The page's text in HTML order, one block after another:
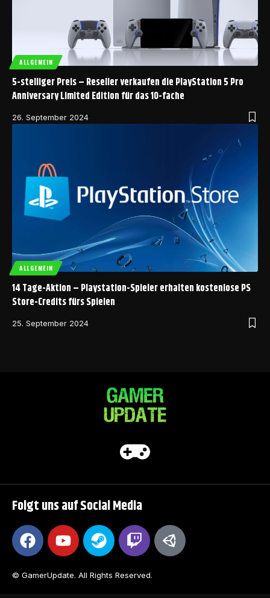
ALLGEMEIN
5-stelliger Preis – Reseller verkaufen die PlayStation 5 Pro
Anniversary Limited Edition für das 10-fache
26. September 2024
ALLGEMEIN
14 Tage-Aktion – Playstation-Spieler erhalten kostenlose PS
Store-Credits fürs Spielen
25. September 2024
Folgt uns auf Social Media
© GamerUpdate. All Rights Reserved.